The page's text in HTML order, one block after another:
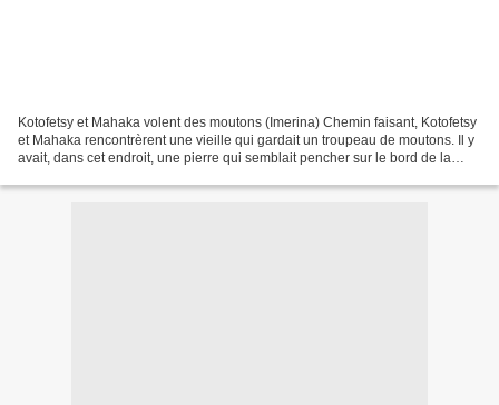
Kotofetsy et Mahaka volent des moutons (Imerina) Chemin faisant, Kotofetsy
et Mahaka rencontrèrent une vieille qui gardait un troupeau de moutons. Il y
avait, dans cet endroit, une pierre qui semblait pencher sur le bord de la